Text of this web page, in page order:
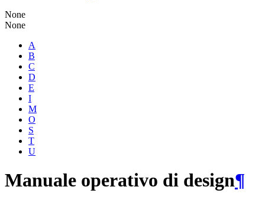
None
None
A
B
C
D
E
I
M
O
S
T
U
Manuale operativo di design¶